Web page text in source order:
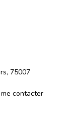
75007
contacter